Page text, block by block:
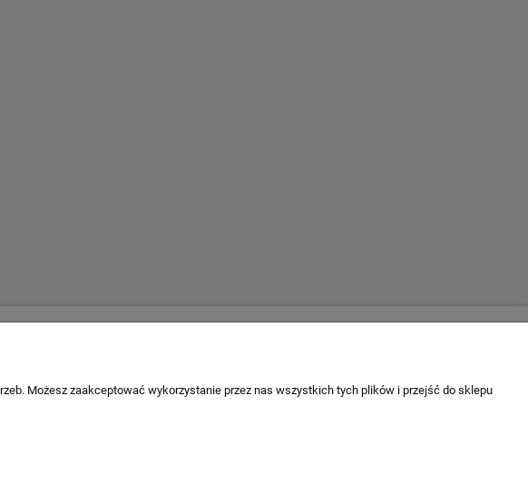
Facebook
tel. 509 700 949
Możesz zaakceptować wykorzystanie przez nas wszystkich tych plików i przejść do sklepu